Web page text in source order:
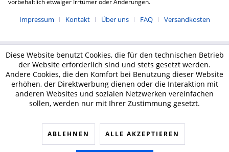
Impressum Kontakt Über uns FAQ Versandkosten
Diese Website benutzt Cookies, die für den technischen Betrieb
der Website erforderlich sind und stets gesetzt werden.
Andere Cookies, die den Komfort bei Benutzung dieser Website
erhöhen, der Direktwerbung dienen oder die Interaktion mit
anderen Websites und sozialen Netzwerken vereinfachen
sollen, werden nur mit Ihrer Zustimmung gesetzt.
ABLEHNEN ALLE AKZEPTIEREN